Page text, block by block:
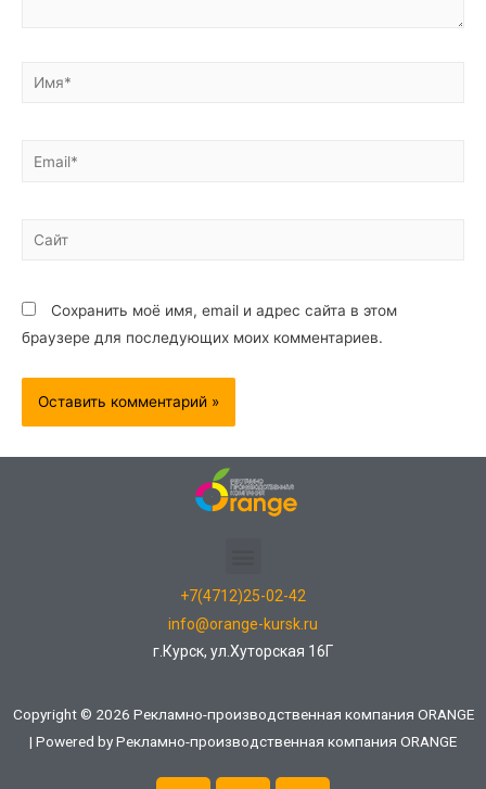
Сохранить моё имя, email и адрес сайта в этом
браузере для последующих моих комментариев.
+7(4712)25-02-42
info@orange-kursk.ru
г.Курск, ул.Хуторская 16Г
Copyright © 2026 Рекламно-производственная компания ORANGE
| Powered by Рекламно-производственная компания ORANGE